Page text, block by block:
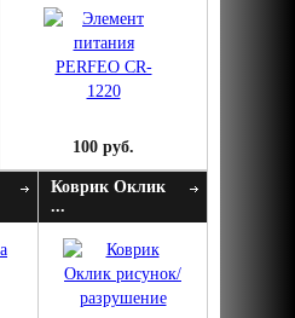
100 руб.
Коврик Оклик
...